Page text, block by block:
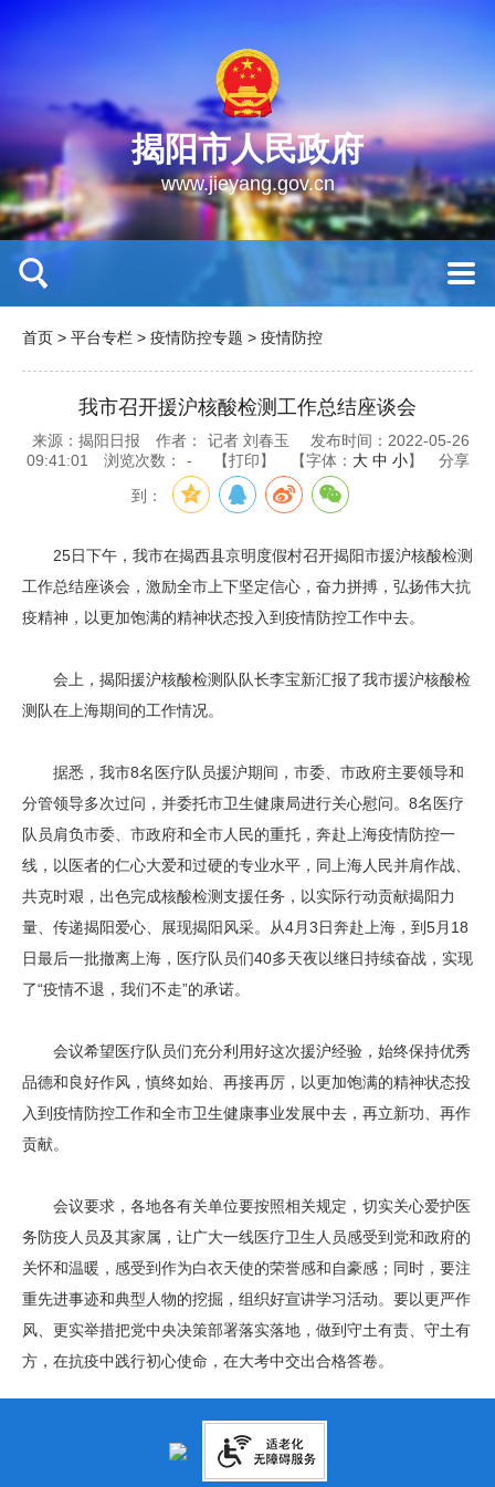
揭阳市人民政府
www.jieyang.gov.cn
首页 > 平台专栏 > 疫情防控专题 > 疫情防控
我市召开援沪核酸检测工作总结座谈会
来源：揭阳日报 作者： 记者 刘春玉
发布时间：2022-05-26
09:41:01
浏览次数： - 【打印】 【字体： 大 中 小】 分享
到：
25日下午，我市在揭西县京明度假村召开揭阳市援沪核酸检测
工作总结座谈会，激励全市上下坚定信心，奋力拼搏，弘扬伟大抗
疫精神，以更加饱满的精神状态投入到疫情防控工作中去。
会上，揭阳援沪核酸检测队队长李宝新汇报了我市援沪核酸检
测队在上海期间的工作情况。
据悉，我市8名医疗队员援沪期间，市委、市政府主要领导和
分管领导多次过问，并委托市卫生健康局进行关心慰问。8名医疗
队员肩负市委、市政府和全市人民的重托，奔赴上海疫情防控一
线，以医者的仁心大爱和过硬的专业水平，同上海人民并肩作战、
共克时艰，出色完成核酸检测支援任务，以实际行动贡献揭阳力
量、传递揭阳爱心、展现揭阳风采。从4月3日奔赴上海，到5月18
日最后一批撤离上海，医疗队员们40多天夜以继日持续奋战，实现
了“疫情不退，我们不走”的承诺。
会议希望医疗队员们充分利用好这次援沪经验，始终保持优秀
品德和良好作风，慎终如始、再接再厉，以更加饱满的精神状态投
入到疫情防控工作和全市卫生健康事业发展中去，再立新功、再作
贡献。
会议要求，各地各有关单位要按照相关规定，切实关心爱护医
务防疫人员及其家属，让广大一线医疗卫生人员感受到党和政府的
关怀和温暖，感受到作为白衣天使的荣誉感和自豪感；同时，要注
重先进事迹和典型人物的挖掘，组织好宣讲学习活动。要以更严作
风、更实举措把党中央决策部署落实落地，做到守土有责、守土有
方，在抗疫中践行初心使命，在大考中交出合格答卷。